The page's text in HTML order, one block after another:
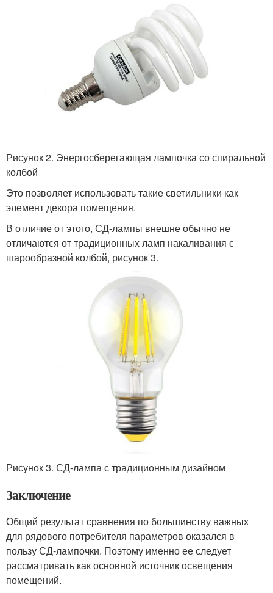
Рисунок 2. Энергосберегающая лампочка со спиральной
колбой
Это позволяет использовать такие светильники как
элемент декора помещения.
В отличие от этого, СД-лампы внешне обычно не
отличаются от традиционных ламп накаливания с
шарообразной колбой, рисунок 3.
Рисунок 3. СД-лампа с традиционным дизайном
Заключение
Общий результат сравнения по большинству важных
для рядового потребителя параметров оказался в
пользу СД-лампочки. Поэтому именно ее следует
рассматривать как основной источник освещения
помещений.